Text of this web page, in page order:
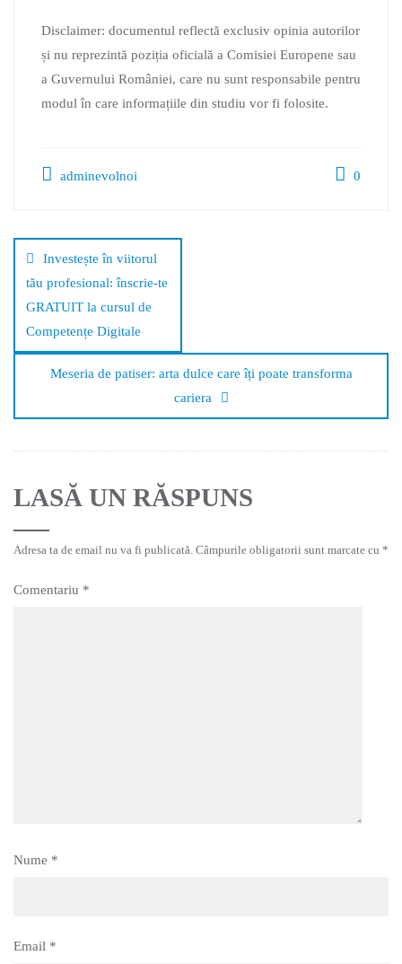
Disclaimer: documentul reflectă exclusiv opinia autorilor
și nu reprezintă poziția oficială a Comisiei Europene sau
a Guvernului României, care nu sunt responsabile pentru
modul în care informațiile din studiu vor fi folosite.
adminevolnoi 0
Investește în viitorul
tău profesional: înscrie-te
GRATUIT la cursul de
Competențe Digitale
Meseria de patiser: arta dulce care îți poate transforma
cariera
LASĂ UN RĂSPUNS
Adresa ta de email nu va fi publicată. Câmpurile obligatorii sunt marcate cu *
Comentariu *
Nume *
Email *